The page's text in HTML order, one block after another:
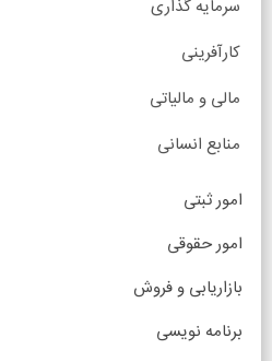
سرمایه گذاری
کارآفرینی
مالی و مالیاتی
منابع انسانی
امور ثبتی
امور حقوقی
بازاریابی و فروش
برنامه نویسی